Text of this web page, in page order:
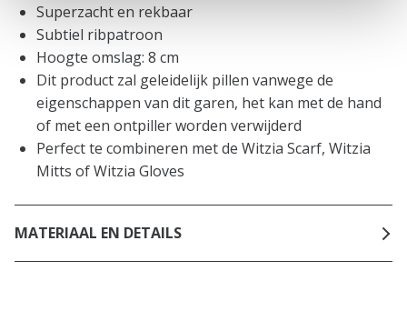
Superzacht en rekbaar
Subtiel ribpatroon
Hoogte omslag: 8 cm
Dit product zal geleidelijk pillen vanwege de
eigenschappen van dit garen, het kan met de hand
of met een ontpiller worden verwijderd
Perfect te combineren met de Witzia Scarf, Witzia
Mitts of Witzia Gloves
MATERIAAL EN DETAILS